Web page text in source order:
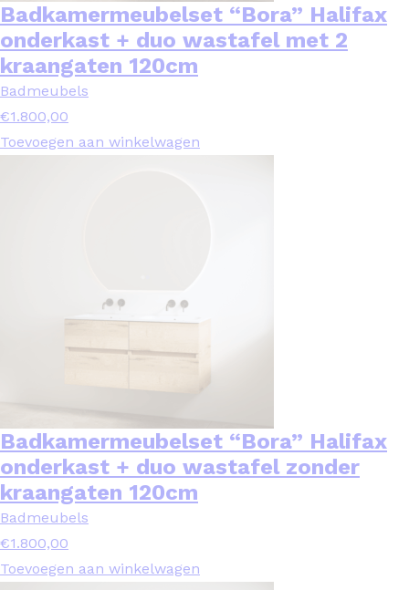
Badkamermeubelset “Bora” Halifax
onderkast + duo wastafel met 2
kraangaten 120cm
Badmeubels
€1.800,00
Toevoegen aan winkelwagen
Badkamermeubelset “Bora” Halifax
onderkast + duo wastafel zonder
kraangaten 120cm
Badmeubels
€1.800,00
Toevoegen aan winkelwagen